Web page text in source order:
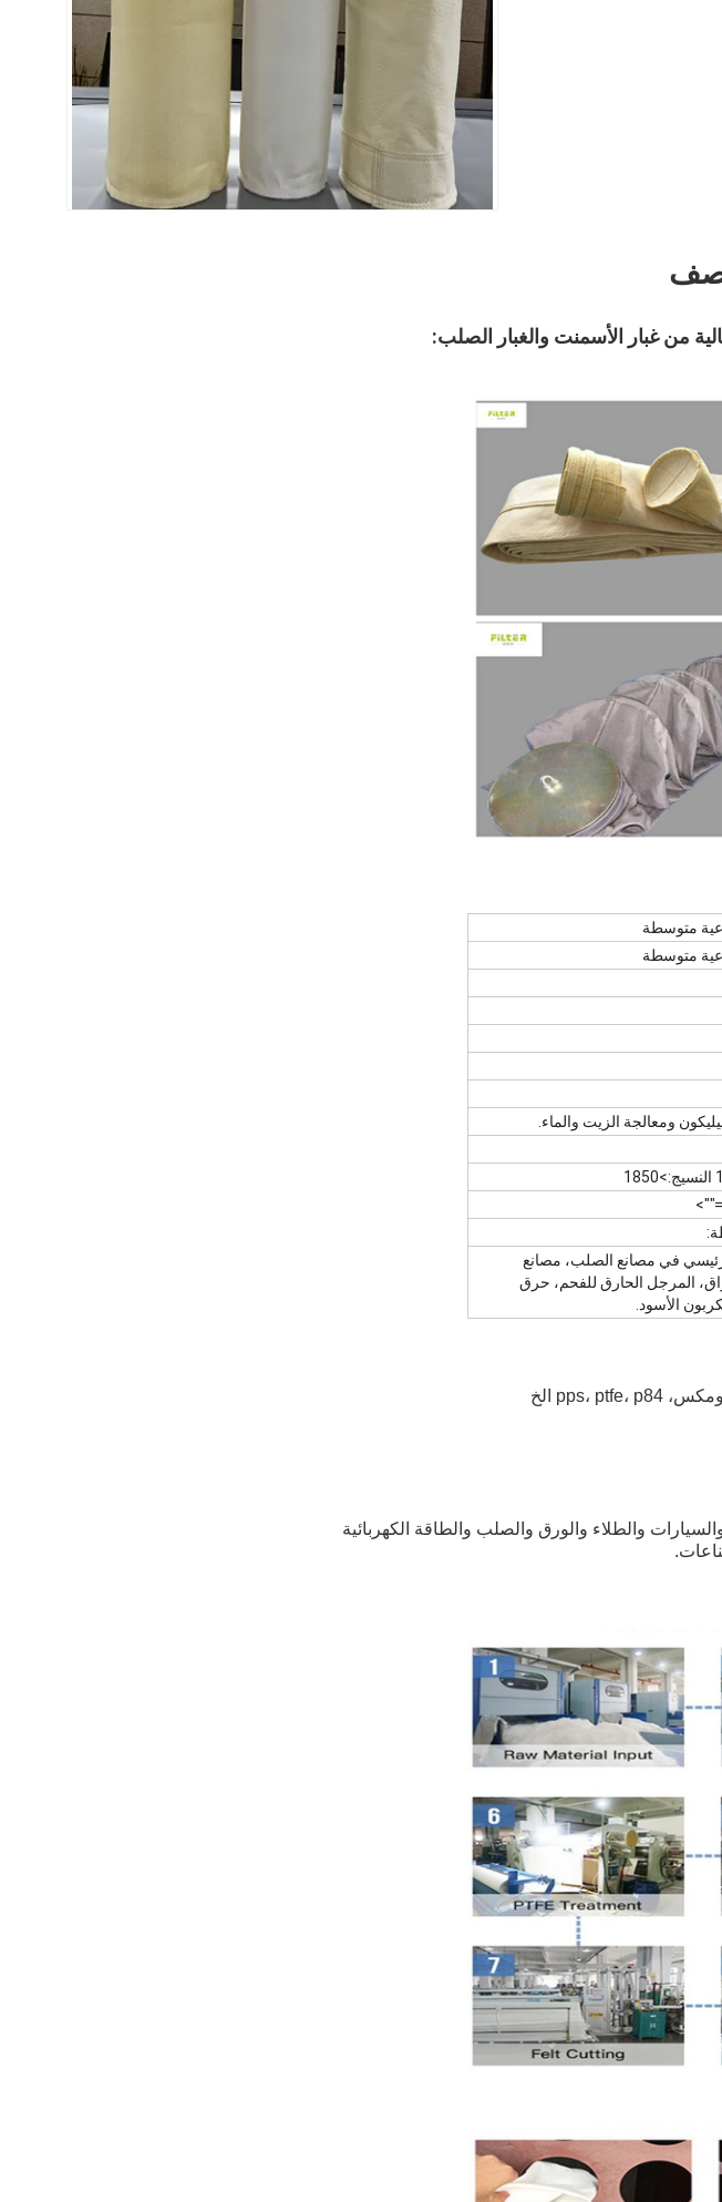
من غبار الأسمنت والغبار الصلب:
متوسطة
متوسطة
ومعالجة الزيت والماء.
في مصانع الصلب، مصانع
المرجل الحارق للفحم، حرق
الأسود.
والطلاء والورق والصلب والطاقة الكهربائية